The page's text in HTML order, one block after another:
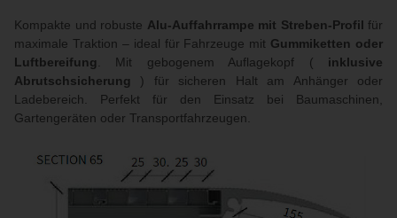
Kompakte und robuste Alu-Auffahrrampe mit Streben-Profil für
maximale Traktion – ideal für Fahrzeuge mit Gummiketten oder
Luftbereifung
. Mit gebogenem Auflagekopf ( inklusive
Abrutschsicherung ) für sicheren Halt am Anhänger oder
Ladebereich. Perfekt für den Einsatz bei Baumaschinen,
Gartengeräten oder Transportfahrzeugen.